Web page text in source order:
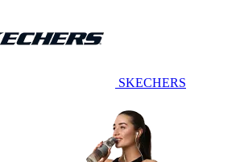
SKECHERS